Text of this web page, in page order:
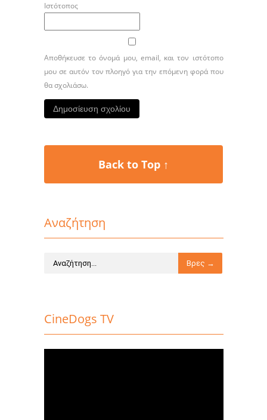
Ιστότοπος
Αποθήκευσε το όνομά μου, email, και τον ιστότοπο
μου σε αυτόν τον πλοηγό για την επόμενη φορά που
θα σχολιάσω.
Back to Top ↑
Αναζήτηση
CineDogs TV